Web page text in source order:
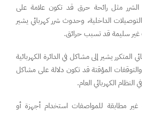
الشرر مثل رائحة حرق قد تكون علامة على
الداخلية، وحدوث شرر كهربائي يشير
غير سليمة قد تسبب حرائق.
المتكرر يشير إلى مشاكل في الدائرة الكهربائية
والتوقفات المؤقتة قد تكون دلالة على مشاكل
النظام الكهربائي العام.
غير مطابقة للمواصفات استخدام أجهزة أو